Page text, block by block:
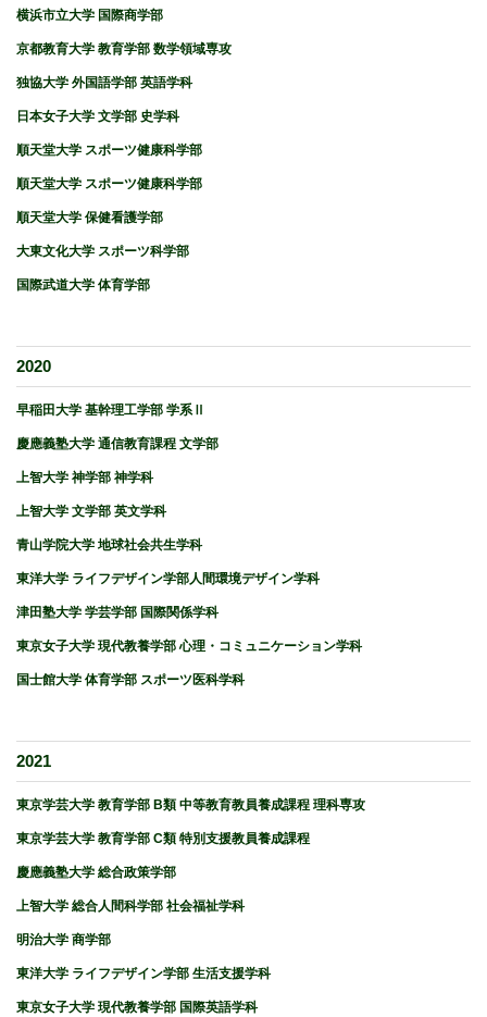
横浜市立大学 国際商学部
京都教育大学 教育学部 数学領域専攻
独協大学 外国語学部 英語学科
日本女子大学 文学部 史学科
順天堂大学 スポーツ健康科学部
順天堂大学 スポーツ健康科学部
順天堂大学 保健看護学部
大東文化大学 スポーツ科学部
国際武道大学 体育学部
2020
早稲田大学 基幹理工学部 学系Ⅱ
慶應義塾大学 通信教育課程 文学部
上智大学 神学部 神学科
上智大学 文学部 英文学科
青山学院大学 地球社会共生学科
東洋大学 ライフデザイン学部人間環境デザイン学科
津田塾大学 学芸学部 国際関係学科
東京女子大学 現代教養学部 心理・コミュニケーション学科
国士館大学 体育学部 スポーツ医科学科
2021
東京学芸大学 教育学部 B類 中等教育教員養成課程 理科専攻
東京学芸大学 教育学部 C類 特別支援教員養成課程
慶應義塾大学 総合政策学部
上智大学 総合人間科学部 社会福祉学科
明治大学 商学部
東洋大学 ライフデザイン学部 生活支援学科
東京女子大学 現代教養学部 国際英語学科